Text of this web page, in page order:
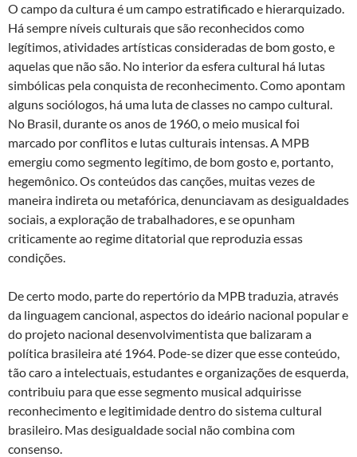
O campo da cultura é um campo estratificado e hierarquizado.
Há sempre níveis culturais que são reconhecidos como
legítimos, atividades artísticas consideradas de bom gosto, e
aquelas que não são. No interior da esfera cultural há lutas
simbólicas pela conquista de reconhecimento. Como apontam
alguns sociólogos, há uma luta de classes no campo cultural.
No Brasil, durante os anos de 1960, o meio musical foi
marcado por conflitos e lutas culturais intensas. A MPB
emergiu como segmento legítimo, de bom gosto e, portanto,
hegemônico. Os conteúdos das canções, muitas vezes de
maneira indireta ou metafórica, denunciavam as desigualdades
sociais, a exploração de trabalhadores, e se opunham
criticamente ao regime ditatorial que reproduzia essas
condições.
De certo modo, parte do repertório da MPB traduzia, através
da linguagem cancional, aspectos do ideário nacional popular e
do projeto nacional desenvolvimentista que balizaram a
política brasileira até 1964. Pode-se dizer que esse conteúdo,
tão caro a intelectuais, estudantes e organizações de esquerda,
contribuiu para que esse segmento musical adquirisse
reconhecimento e legitimidade dentro do sistema cultural
brasileiro. Mas desigualdade social não combina com
consenso.